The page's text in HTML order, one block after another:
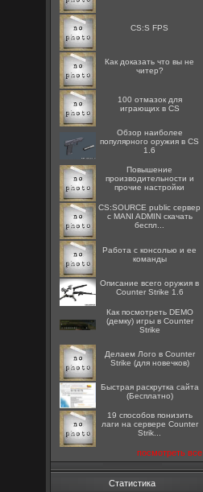
CS:S FPS
Как доказать что вы не
читер?
100 отмазок для
играющих в CS
Обзор наиболее
популярного оружия в CS
1.6
Повышение
производительности и
прочие настройки
CS:SOURCE public сервер
с MANI ADMIN скачать
беспл...
Работа с консолью и ее
команды
Описание всего оружия в
Counter Strike 1.6
Как посмотреть DEMO
(демку) игры в Counter
Strike
Делаем Лого в Counter
Strike (для новечков)
Быстрая раскрутка сайта
(Бесплатно)
19 способов понизить
лаги на сервере Counter
Strik...
посмотреть все
Статистика